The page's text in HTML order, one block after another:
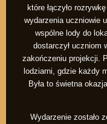
które łączyło
wydarzenia uczniowie
wspólne lody do
dostarczył uczniom
zakończeniu projekcji.
lodziarni, gdzie każdy
Była to świetna
Wydarzenie zostało